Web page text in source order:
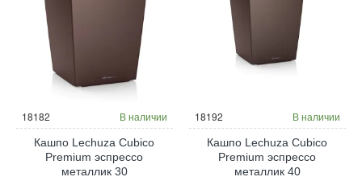
18182 В наличии
Кашпо Lechuza Cubico
Premium эспрессо
металлик 30
18192 В наличии
Кашпо Lechuza Cubico
Premium эспрессо
металлик 40